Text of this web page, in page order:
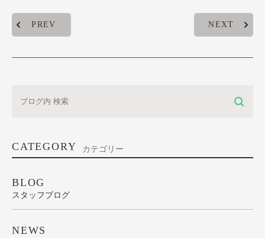
PREV NEXT
CATEGORY カテゴリー
BLOG
スタッフブログ
NEWS